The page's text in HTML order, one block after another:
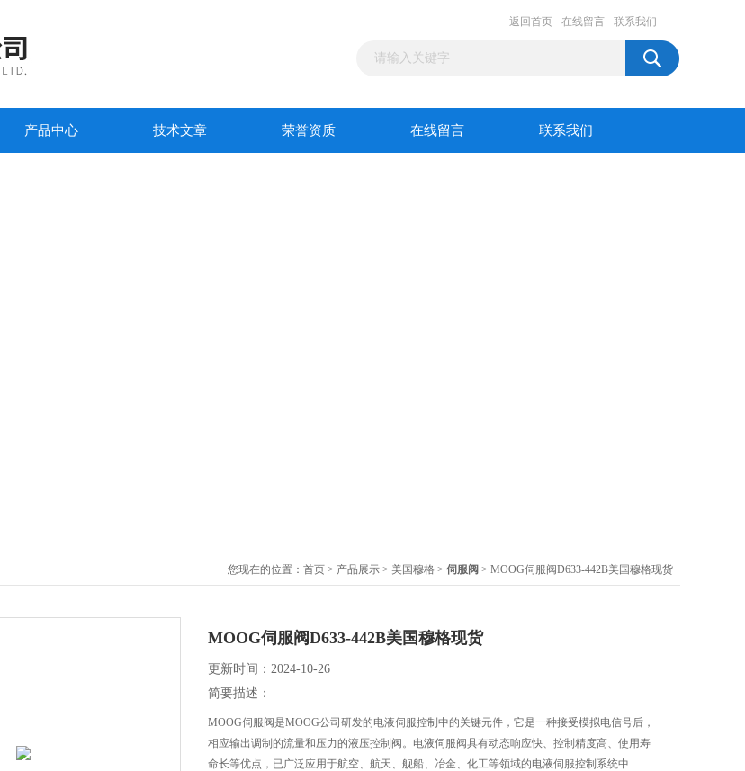
返回首页 在线留言 联系我们
产品中心 技术文章 荣誉资质 在线留言 联系我们
您现在的位置： 首页 > 产品展示 > 美国穆格 > 伺服阀 > MOOG伺服阀D633-442B美国穆格现货
MOOG伺服阀D633-442B美国穆格现货
更新时间：2024-10-26
简要描述：
MOOG伺服阀是MOOG公司研发的电液伺服控制中的关键元件，它是一种接受模拟电信号后，
相应输出调制的流量和压力的液压控制阀。电液伺服阀具有动态响应快、控制精度高、使用寿
命长等优点，已广泛应用于航空、航天、舰船、冶金、化工等领域的电液伺服控制系统中